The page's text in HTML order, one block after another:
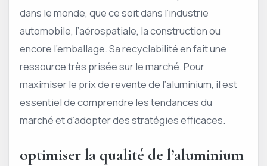
dans le monde, que ce soit dans l’industrie
automobile, l’aérospatiale, la construction ou
encore l’emballage. Sa recyclabilité en fait une
ressource très prisée sur le marché. Pour
maximiser le prix de revente de l’aluminium, il est
essentiel de comprendre les tendances du
marché et d’adopter des stratégies efficaces.
optimiser la qualité de l’aluminium